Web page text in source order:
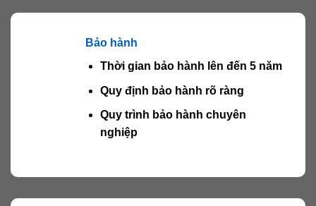
Bảo hành
Thời gian bảo hành lên đến 5 năm
Quy định bảo hành rõ ràng
Quy trình bảo hành chuyên
nghiệp